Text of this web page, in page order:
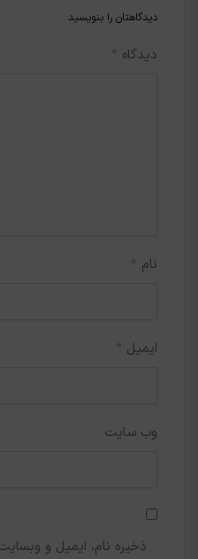
دیدگاهتان را بنویسید
دیدگاه *
نام *
ایمیل *
وب‌ سایت
ذخیره نام، ایمیل و